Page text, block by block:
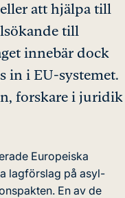
att hjälpa till
till
innebär dock
in i EU-systemet.
forskare i juridik
Europeiska
lagförslag på asyl-
. En av de